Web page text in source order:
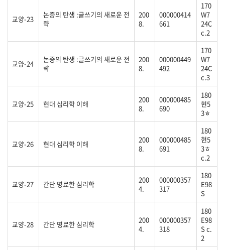
교양-23
논증의 탄생 :글쓰기의 새로운 전
략
200
8.
000000414
661
170
W7
24C
c.2
교양-24
논증의 탄생 :글쓰기의 새로운 전
략
200
8.
000000449
492
170
W7
24C
c.3
교양-25 현대 심리학 이해
200
8.
000000485
690
180
현5
3ㅎ
교양-26 현대 심리학 이해
200
8.
000000485
691
180
현5
3ㅎ
c.2
교양-27 간단 명료한 심리학
200
4.
000000357
317
180
E98
S
교양-28 간단 명료한 심리학
200
4.
000000357
318
180
E98
S c.
2